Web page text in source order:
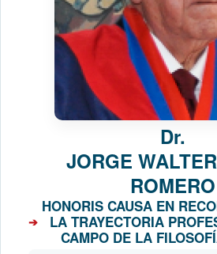
Dr.
JORGE
ROMERO
HONORIS CAUSA EN
LA TRAYECTORIA
CAMPO DE LA